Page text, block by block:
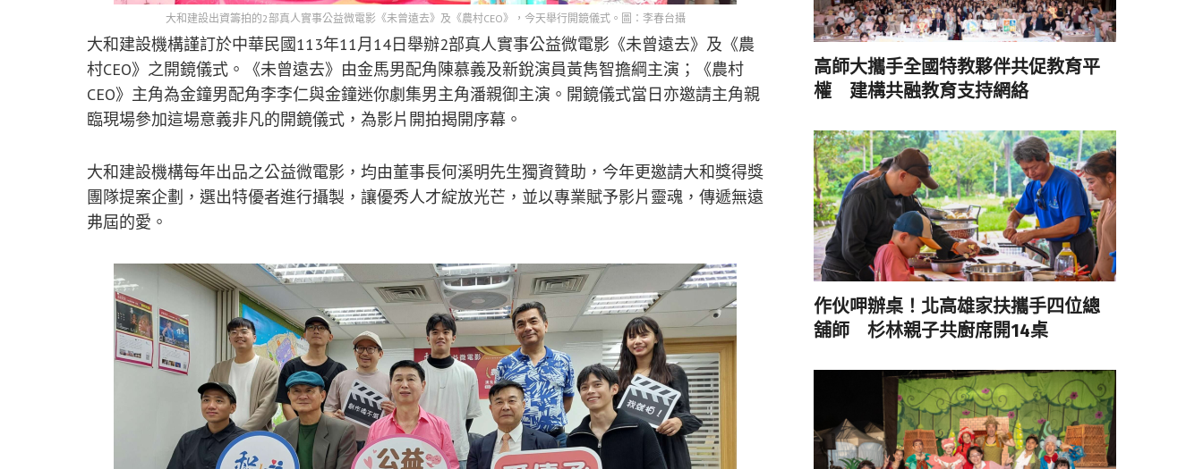
大和建設出資籌拍的2部真人實事公益微電影《未曾遠去》及《農村CEO》，今天舉行開鏡儀式。圖：李春台攝
大和建設機構謹訂於中華民國113年11月14日舉辦2部真人實事公益微電影《未曾遠去》及《農
村CEO》之開鏡儀式。《未曾遠去》由金馬男配角陳慕義及新銳演員黃雋智擔綱主演；《農村
CEO》主角為金鐘男配角李李仁與金鐘迷你劇集男主角潘親御主演。開鏡儀式當日亦邀請主角親
臨現場參加這場意義非凡的開鏡儀式，為影片開拍揭開序幕。
大和建設機構每年出品之公益微電影，均由董事長何溪明先生獨資贊助，今年更邀請大和獎得獎
團隊提案企劃，選出特優者進行攝製，讓優秀人才綻放光芒，並以專業賦予影片靈魂，傳遞無遠
弗屆的愛。
高師大攜手全國特教夥伴共促教育平
權 建構共融教育支持網絡
作伙呷辦桌！北高雄家扶攜手四位總
舖師 杉林親子共廚席開14桌